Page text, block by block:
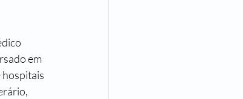
dos Futuros
em
hospitais